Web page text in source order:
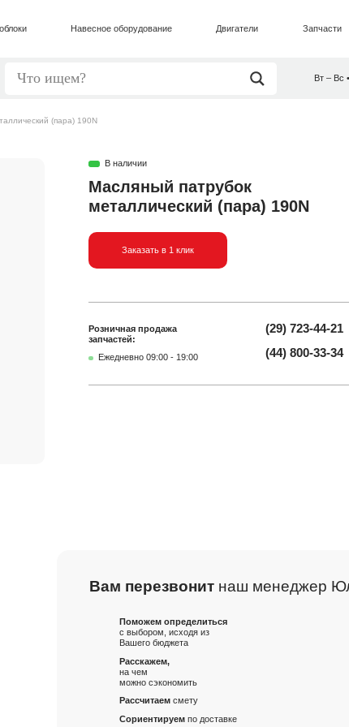
Навесное оборудование Двигатели Запчасти
Вт – Вс
(пара) 190N
В наличии
Масляный патрубок
металлический (пара) 190N
Заказать в 1 клик
Розничная продажа
запчастей:
Ежедневно 09:00 - 19:00
(29) 723-44-21
(44) 800-33-34
Вам перезвонит наш менеджер
Поможем определиться
с выбором, исходя из
Вашего бюджета
Расскажем,
на чем
можно сэкономить
Рассчитаем смету
Сориентируем по доставке